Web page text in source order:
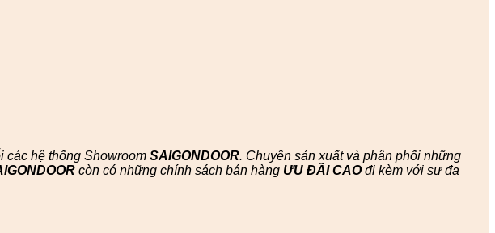
các hệ thống Showroom SAIGONDOOR. Chuyên sản xuất và phân phối những
còn có những chính sách bán hàng ƯU ĐÃI CAOđi kèm với sự đa